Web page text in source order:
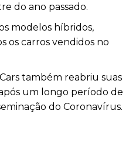
do ano passado.
modelos híbridos,
os carros vendidos no
também reabriu suas
um longo período de
do Coronavírus.